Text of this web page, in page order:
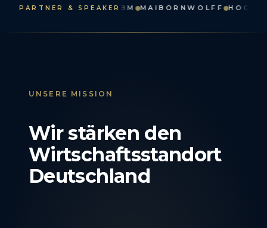
PARTNER & SPEAKER
APPLIEDAI IBM MAIBORNWOLFF HOGAN
UNSERE MISSION
Wir stärken den
Wirtschaftsstandort
Deutschland